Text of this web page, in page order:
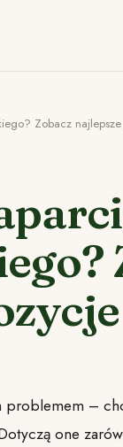
Zobacz
problemem –
one